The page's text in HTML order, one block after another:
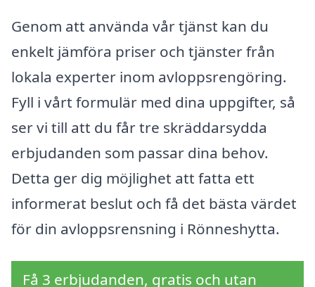
Genom att använda vår tjänst kan du
enkelt jämföra priser och tjänster från
lokala experter inom avloppsrengöring.
Fyll i vårt formulär med dina uppgifter, så
ser vi till att du får tre skräddarsydda
erbjudanden som passar dina behov.
Detta ger dig möjlighet att fatta ett
informerat beslut och få det bästa värdet
för din avloppsrensning i Rönneshytta.
Få 3 erbjudanden, gratis och utan